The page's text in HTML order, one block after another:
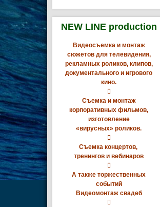
NEW LINE production
Видеосъемка и монтаж
сюжетов для телевидения,
рекламных роликов, клипов,
документального и игрового
кино.

Съемка и монтаж
корпоративных фильмов,
изготовление
«вирусных» роликов.

Съемка концертов,
тренингов и вебинаров

А также торжественных
событий
Видеомонтаж свадеб
